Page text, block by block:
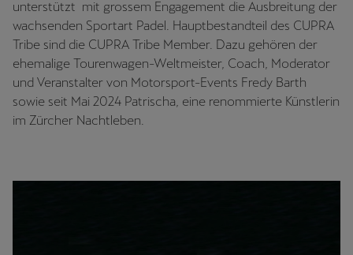
unterstützt mit grossem Engagement die Ausbreitung der
wachsenden Sportart Padel. Hauptbestandteil des CUPRA
Tribe sind die CUPRA Tribe Member. Dazu gehören der
ehemalige Tourenwagen-Weltmeister, Coach, Moderator
und Veranstalter von Motorsport-Events Fredy Barth
sowie seit Mai 2024 Patrischa, eine renommierte Künstlerin
im Zürcher Nachtleben.